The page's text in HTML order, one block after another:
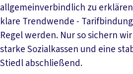
allgemeinverbindlich zu
klare Trendwende -
Regel werden. Nur so sichern
starke Sozialkassen und eine
Stiedl abschließend.